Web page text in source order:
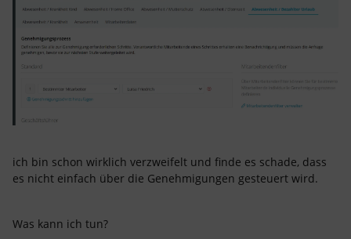
ich bin schon wirklich verzweifelt und finde es schade, dass
es nicht einfach über die Genehmigungen gesteuert wird.
Was kann ich tun?